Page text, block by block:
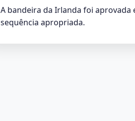
A bandeira da Irlanda foi aprovada
sequência apropriada.